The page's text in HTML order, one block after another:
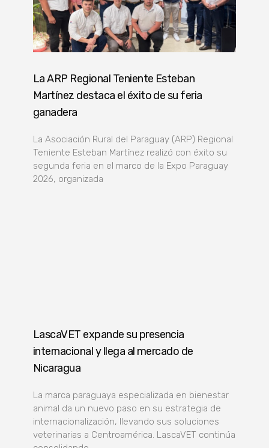
La ARP Regional Teniente Esteban
Martínez destaca el éxito de su feria
ganadera
La Asociación Rural del Paraguay (ARP) Regional
Teniente Esteban Martínez realizó con éxito su
segunda feria en el marco de la Expo Paraguay
2026, organizada
LascaVET expande su presencia
internacional y llega al mercado de
Nicaragua
La marca paraguaya especializada en bienestar
animal da un nuevo paso en su estrategia de
internacionalización, llevando sus soluciones
veterinarias a Centroamérica. LascaVET continúa